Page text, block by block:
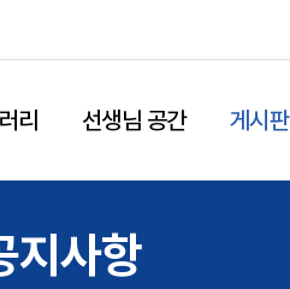
리 선생님 공간 게시판
지사항